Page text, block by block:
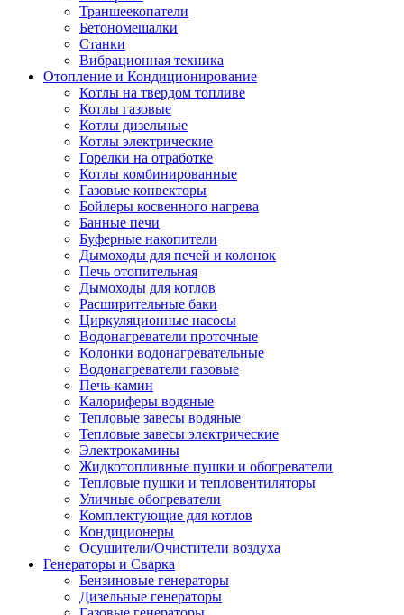
Траншеекопатели
Бетономешалки
Станки
Вибрационная техника
Отопление и Кондиционирование
Котлы на твердом топливе
Котлы газовые
Котлы дизельные
Котлы электрические
Горелки на отработке
Котлы комбинированные
Газовые конвекторы
Бойлеры косвенного нагрева
Банные печи
Буферные накопители
Дымоходы для печей и колонок
Печь отопительная
Дымоходы для котлов
Расширительные баки
Циркуляционные насосы
Водонагреватели проточные
Колонки водонагревательные
Водонагреватели газовые
Печь-камин
Калориферы водяные
Тепловые завесы водяные
Тепловые завесы электрические
Электрокамины
Жидкотопливные пушки и обогреватели
Тепловые пушки и тепловентиляторы
Уличные обогреватели
Комплектующие для котлов
Кондиционеры
Осушители/Очистители воздуха
Генераторы и Сварка
Бензиновые генераторы
Дизельные генераторы